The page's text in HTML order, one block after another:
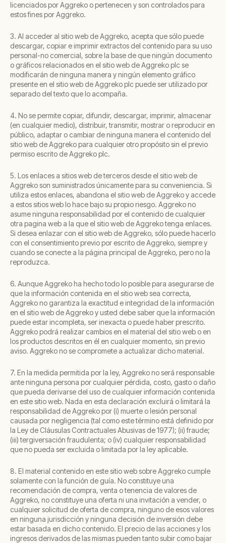
licenciados por Aggreko o pertenecen y son controlados para
estos fines por Aggreko.
3. Al acceder al sitio web de Aggreko, acepta que sólo puede
descargar, copiar e imprimir extractos del contenido para su uso
personal-no comercial, sobre la base de que ningún documento
o gráficos relacionados en el sitio web de Aggreko plc se
modificarán de ninguna manera y ningún elemento gráfico
presente en el sitio web de Aggreko plc puede ser utilizado por
separado del texto que lo acompaña.
4. No se permite copiar, difundir, descargar, imprimir, almacenar
(en cualquier medio), distribuir, transmitir, mostrar o reproducir en
público, adaptar o cambiar de ninguna manera el contenido del
sitio web de Aggreko para cualquier otro propósito sin el previo
permiso escrito de Aggreko plc.
5. Los enlaces a sitios web de terceros desde el sitio web de
Aggreko son suministrados únicamente para su conveniencia. Si
utiliza estos enlaces, abandona el sitio web de Aggreko y accede
a estos sitios web lo hace bajo su propio riesgo. Aggreko no
asume ninguna responsabilidad por el contenido de cualquier
otra pagina web a la que el sitio web de Aggreko tenga enlaces.
Si desea enlazar con el sitio web de Aggreko, sólo puede hacerlo
con el consentimiento previo por escrito de Aggreko, siempre y
cuando se conecte a la página principal de Aggreko, pero no la
reproduzca.
6. Aunque Aggreko ha hecho todo lo posible para asegurarse de
que la información contenida en el sitio web sea correcta,
Aggreko no garantiza la exactitud e integridad de la información
en el sitio web de Aggreko y usted debe saber que la información
puede estar incompleta, ser inexacta o puede haber prescrito.
Aggreko podrá realizar cambios en el material del sitio web o en
los productos descritos en él en cualquier momento, sin previo
aviso. Aggreko no se compromete a actualizar dicho material.
7. En la medida permitida por la ley, Aggreko no será responsable
ante ninguna persona por cualquier pérdida, costo, gasto o daño
que pueda derivarse del uso de cualquier información contenida
en este sitio web. Nada en esta declaración excluirá o limitará la
responsabilidad de Aggreko por (i) muerte o lesión personal
causada por negligencia (tal como este término está definido por
la Ley de Cláusulas Contractuales Abusivas de 1977); (ii) fraude;
(iii) tergiversación fraudulenta; o (iv) cualquier responsabilidad
que no pueda ser excluida o limitada por la ley aplicable.
8. El material contenido en este sitio web sobre Aggreko cumple
solamente con la función de guía. No constituye una
recomendación de compra, venta o tenencia de valores de
Aggreko, no constituye una oferta ni una invitación a vender, o
cualquier solicitud de oferta de compra, ninguno de esos valores
en ninguna jurisdicción y ninguna decisión de inversión debe
estar basada en dicho contenido. El precio de las acciones y los
ingresos derivados de las mismas pueden tanto subir como bajar